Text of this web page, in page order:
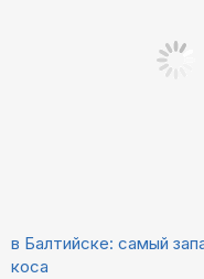
в Балтийске: самый
коса